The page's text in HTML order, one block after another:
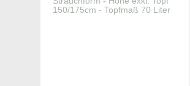
150/175cm - Topfmaß 70 Liter